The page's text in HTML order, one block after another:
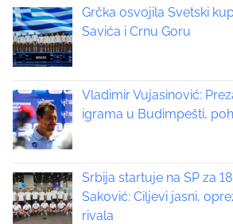
s
t
o
n
:
t
s
a
v
i
g
Grčka osvojila Svetski
Savića i Crnu Goru
Vladimir Vujasinović:
igrama u Budimpešti,
Srbija startuje na SP za
Saković: Ciljevi jasni,
rivala